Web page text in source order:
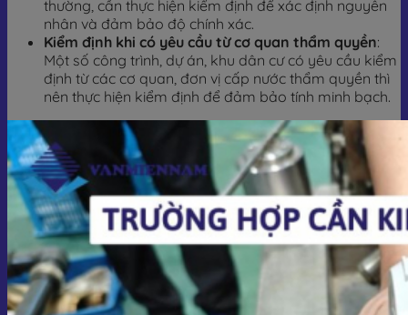
thường, cần thực hiện kiểm định để xác định nguyên
nhân và đảm bảo độ chính xác.
Kiểm định khi có yêu cầu từ cơ quan thẩm quyền:
Một số công trình, dự án, khu dân cư có yêu cầu kiểm
định từ các cơ quan, đơn vị cấp nước thẩm quyền thì
nên thực hiện kiểm định để đảm bảo tính minh bạch.